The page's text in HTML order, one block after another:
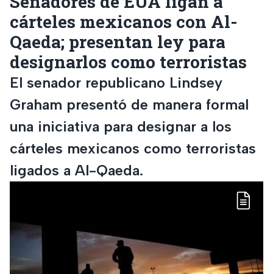
cárteles mexicanos con Al-
Qaeda; presentan ley para
designarlos como terroristas
El senador republicano Lindsey
Graham presentó de manera formal
una iniciativa para designar a los
cárteles mexicanos como terroristas
ligados a Al-Qaeda.